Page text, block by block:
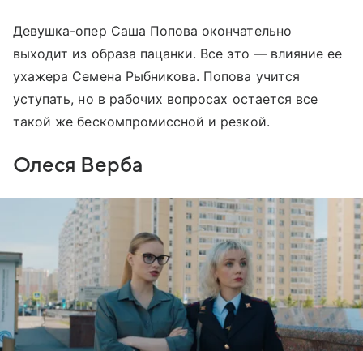
Девушка-опер Саша Попова окончательно
выходит из образа пацанки. Все это — влияние ее
ухажера Семена Рыбникова. Попова учится
уступать, но в рабочих вопросах остается все
такой же бескомпромиссной и резкой.
Олеся Верба